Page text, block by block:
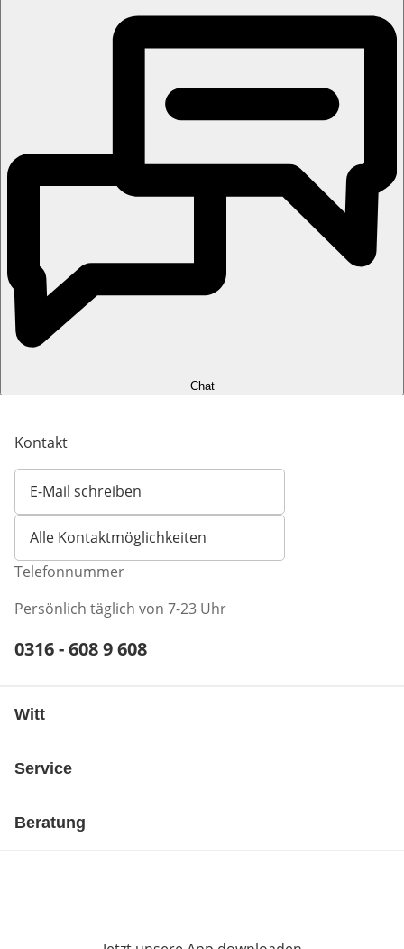
Chat
Kontakt
E-Mail schreiben
Öffnet E-Mail-Client
Alle Kontaktmöglichkeiten
Telefonnummer
Persönlich täglich von 7-23 Uhr
Telefonnummer:
0316 - 608 9 608
Witt
Service
Beratung